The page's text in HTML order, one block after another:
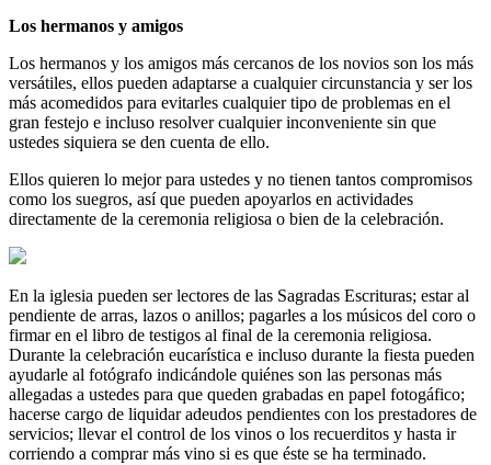
Los hermanos y amigos
Los hermanos y los amigos más cercanos de los novios son los más
versátiles, ellos pueden adaptarse a cualquier circunstancia y ser los
más acomedidos para evitarles cualquier tipo de problemas en el
gran festejo e incluso resolver cualquier inconveniente sin que
ustedes siquiera se den cuenta de ello.
Ellos quieren lo mejor para ustedes y no tienen tantos compromisos
como los suegros, así que pueden apoyarlos en actividades
directamente de la ceremonia religiosa o bien de la celebración.
En la iglesia pueden ser lectores de las Sagradas Escrituras; estar al
pendiente de arras, lazos o anillos; pagarles a los músicos del coro o
firmar en el libro de testigos al final de la ceremonia religiosa.
Durante la celebración eucarística e incluso durante la fiesta pueden
ayudarle al fotógrafo indicándole quiénes son las personas más
allegadas a ustedes para que queden grabadas en papel fotogáfico;
hacerse cargo de liquidar adeudos pendientes con los prestadores de
servicios; llevar el control de los vinos o los recuerditos y hasta ir
corriendo a comprar más vino si es que éste se ha terminado.